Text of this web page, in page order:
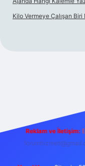
Kilo Vermeye Çalışan Biri
Reklam ve İletişim: